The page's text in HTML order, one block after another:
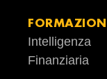
Intelligenza
Finanziaria